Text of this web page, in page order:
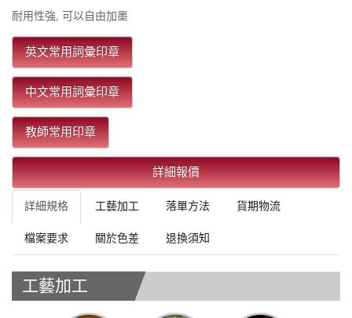
耐用性強, 可以自由加墨
英文常用詞彙印章
中文常用詞彙印章
教師常用印章
詳細報價
詳細規格 工藝加工 落單方法 貨期物流
檔案要求 關於色差 退換須知
工藝加工